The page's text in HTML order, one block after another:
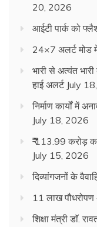
20, 2026
आईटी पार्क को
24×7 अलर्ट मोड
भारी से अत्यंत
हाई अलर्ट July
निर्माण कार्यों में
July 18, 2026
₹ 113.99 करोड़
July 15, 2026
दिव्यांगजनों के
11 लाख पौधरोपण
शिक्षा मंत्री डाॅ.